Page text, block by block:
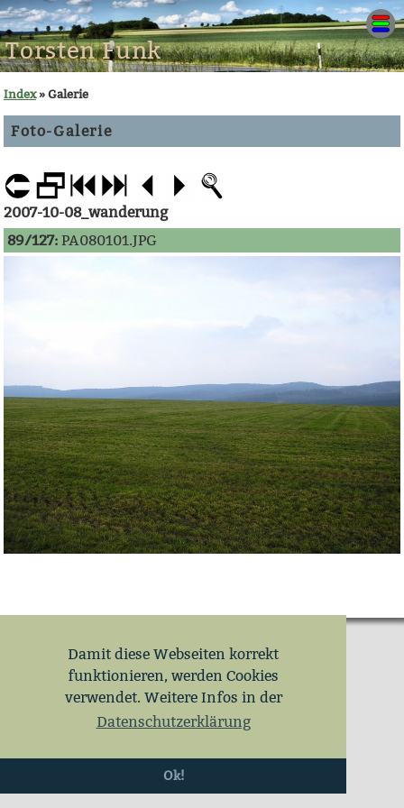
Damit diese Webseiten korrekt
funktionieren, werden Cookies
verwendet. Weitere Infos in der
Datenschutzerklärung
Ok!
Torsten Funk
Index» Galerie
Foto-Galerie
2007-10-08_wanderung
89/127: PA080101.JPG